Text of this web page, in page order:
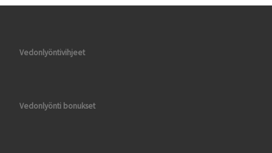
Vedonlyöntivihjeet
Vedonlyönti bonukset